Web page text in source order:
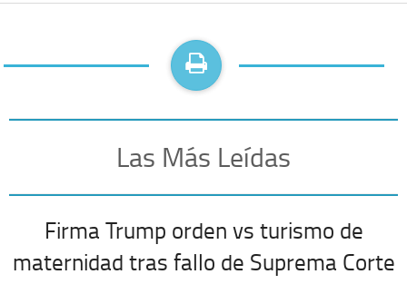
Las Más Leídas
Firma Trump orden vs turismo de
maternidad tras fallo de Suprema Corte